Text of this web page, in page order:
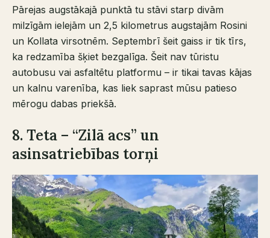
Pārejas augstākajā punktā tu stāvi starp divām
milzīgām ielejām un 2,5 kilometrus augstajām Rosini
un Kollata virsotnēm. Septembrī šeit gaiss ir tik tīrs,
ka redzamība šķiet bezgalīga. Šeit nav tūristu
autobusu vai asfaltētu platformu – ir tikai tavas kājas
un kalnu varenība, kas liek saprast mūsu patieso
mērogu dabas priekšā.
8. Teta – “Zilā acs” un
asinsatriebības torņi